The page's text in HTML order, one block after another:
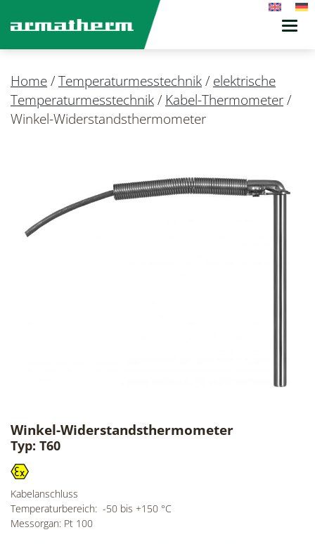
Home/Temperaturmesstechnik/ elektrische
Temperaturmesstechnik/ Kabel-Thermometer/
Winkel-Widerstandsthermometer
Winkel-Widerstandsthermometer
Typ: T60
Kabelanschluss
Temperaturbereich: -50 bis +150 °C
Messorgan: Pt 100